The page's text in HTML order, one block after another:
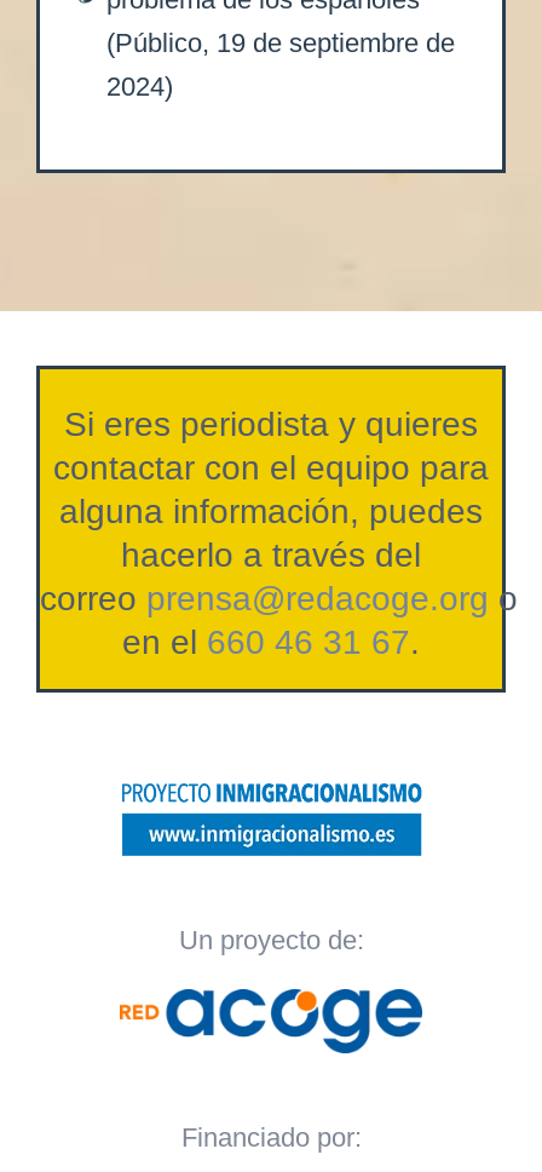
(Público, 19 de septiembre de
2024)
Si eres periodista y quieres
contactar con el equipo para
alguna información, puedes
hacerlo a través del
correo prensa@redacoge.org o
en el 660 46 31 67.
Un proyecto de:
Financiado por: